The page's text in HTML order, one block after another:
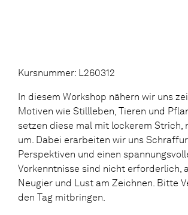
Kursnummer: L260312
In diesem Workshop nähern wir uns
Motiven wie Stillleben, Tieren und
setzen diese mal mit lockerem Strich,
um. Dabei erarbeiten wir uns
Perspektiven und einen
Vorkenntnisse sind nicht erforderlich,
Neugier und Lust am Zeichnen. Bitte
den Tag mitbringen.